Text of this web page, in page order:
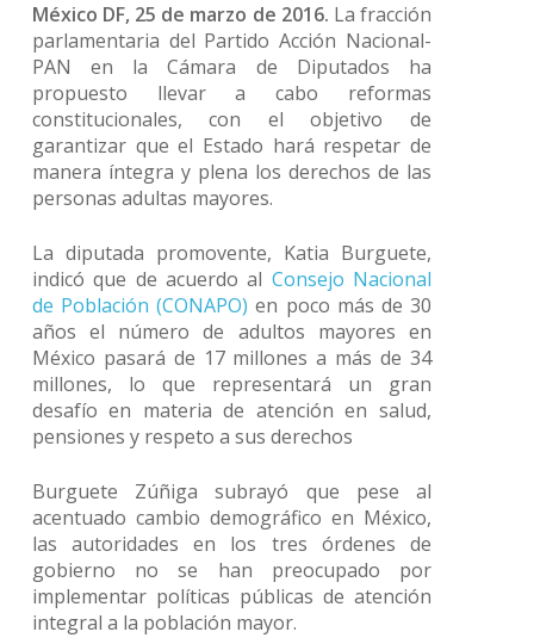
México DF, 25 de marzo de 2016. La fracción
parlamentaria del Partido Acción Nacional-
PAN en la Cámara de Diputados ha
propuesto llevar a cabo reformas
constitucionales, con el objetivo de
garantizar que el Estado hará respetar de
manera íntegra y plena los derechos de las
personas adultas mayores.
La diputada promovente, Katia Burguete,
indicó que de acuerdo al Consejo Nacional
de Población (CONAPO) en poco más de 30
años el número de adultos mayores en
México pasará de 17 millones a más de 34
millones, lo que representará un gran
desafío en materia de atención en salud,
pensiones y respeto a sus derechos
Burguete Zúñiga subrayó que pese al
acentuado cambio demográfico en México,
las autoridades en los tres órdenes de
gobierno no se han preocupado por
implementar políticas públicas de atención
integral a la población mayor.